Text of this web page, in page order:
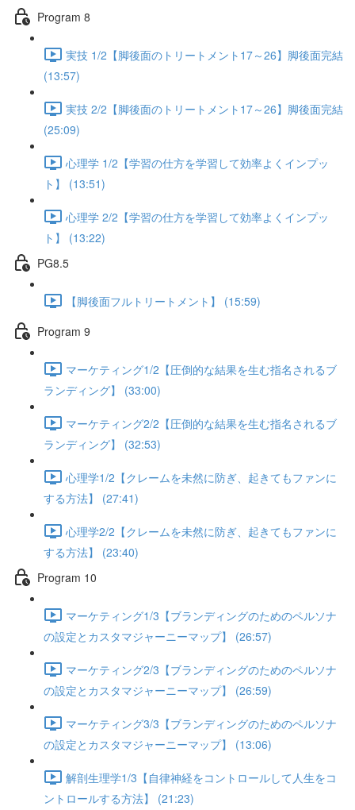
Program 8
実技 1/2【脚後面のトリートメント17～26】脚後面完結
(13:57)
実技 2/2【脚後面のトリートメント17～26】脚後面完結
(25:09)
心理学 1/2【学習の仕方を学習して効率よくインプッ
ト】 (13:51)
心理学 2/2【学習の仕方を学習して効率よくインプッ
ト】 (13:22)
PG8.5
【脚後面フルトリートメント】 (15:59)
Program 9
マーケティング1/2【圧倒的な結果を生む指名されるブ
ランディング】 (33:00)
マーケティング2/2【圧倒的な結果を生む指名されるブ
ランディング】 (32:53)
心理学1/2【クレームを未然に防ぎ、起きてもファンに
する方法】 (27:41)
心理学2/2【クレームを未然に防ぎ、起きてもファンに
する方法】 (23:40)
Program 10
マーケティング1/3【ブランディングのためのペルソナ
の設定とカスタマジャーニーマップ】 (26:57)
マーケティング2/3【ブランディングのためのペルソナ
の設定とカスタマジャーニーマップ】 (26:59)
マーケティング3/3【ブランディングのためのペルソナ
の設定とカスタマジャーニーマップ】 (13:06)
解剖生理学1/3【自律神経をコントロールして人生をコ
ントロールする方法】 (21:23)